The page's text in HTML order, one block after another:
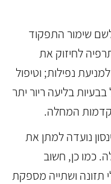
לשם שימור התפקוד
לחיזוק את
נפילות; וטיפול
בליעה ריור יתר
המחלה.
נועדה למתן את
כמו כן, חשוב
תזונה ושתייה מספקת